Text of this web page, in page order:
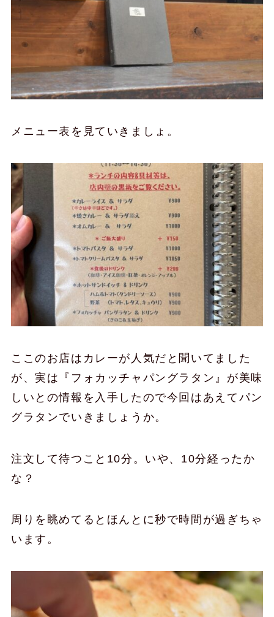
メニュー表を見ていきましょ。
ここのお店はカレーが人気だと聞いてました
が、実は『フォカッチャパングラタン』が美味
しいとの情報を入手したので今回はあえてパン
グラタンでいきましょうか。
注文して待つこと10分。いや、10分経ったか
な？
周りを眺めてるとほんとに秒で時間が過ぎちゃ
います。